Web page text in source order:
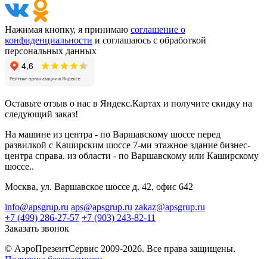
Нажимая кнопку, я принимаю соглашение о
конфиденциальности и соглашаюсь с обработкой
персональных данных
Оставьте отзыв о нас в Яндекс.Картах и получите скидку на
следующий заказ!
На машине из центра - по Варшавскому шоссе перед
развилкой с Каширским шоссе 7-ми этажное здание бизнес-
центра справа. из области - по Варшавскому или Каширскому
шоссе..
Москва, ул. Варшавское шоссе д. 42, офис 642
info@apsgrup.ru aps@apsgrup.ru zakaz@apsgrup.ru
+7 (499) 286-27-57 +7 (903) 243-82-11
Заказать звонок
© АэроПрезентСервис 2009-2026. Все права защищены.